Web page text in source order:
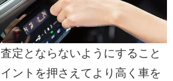
定とならないようにすること
ントを押さえてより高く車を